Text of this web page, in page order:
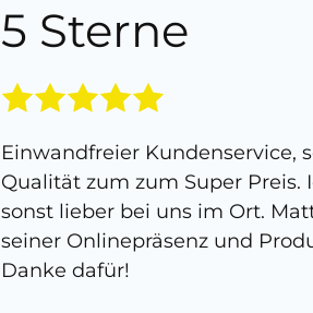
5 Sterne
Einwandfreier Kundenservice,
Qualität zum zum Super Preis.
sonst lieber bei uns im Ort.
seiner Onlinepräsenz und
Danke dafür!